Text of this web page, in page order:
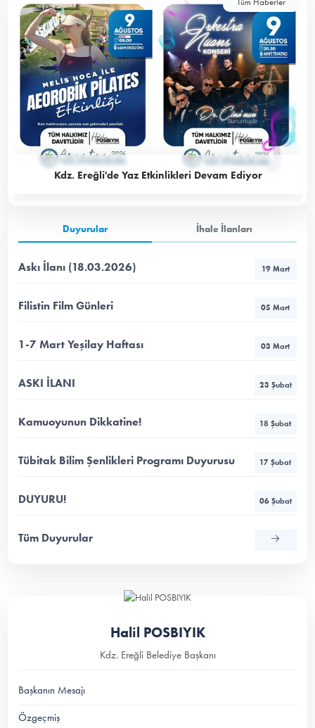
Kdz. Ereğli'de Yaz Etkinlikleri Devam Ediyor
Duyurular İhale İlanları
Askı İlanı (18.03.2026) 19 Mart
Filistin Film Günleri 05 Mart
1-7 Mart Yeşilay Haftası 03 Mart
ASKI İLANI 23 Şubat
Kamuoyunun Dikkatine! 18 Şubat
Tübitak Bilim Şenlikleri Programı Duyurusu 17 Şubat
DUYURU! 06 Şubat
Tüm Duyurular
Halil POSBIYIK
Kdz. Ereğli Belediye Başkanı
Başkanın Mesajı
Özgeçmiş